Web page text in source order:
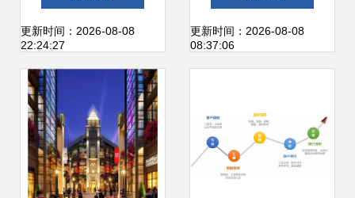
痛，展望2019在商
业综合体管理服务
下的突围之路
更新时间：2026-08-08
22:24:27
技馆引领城市新未
更新时间：2026-08-08
08:37:06